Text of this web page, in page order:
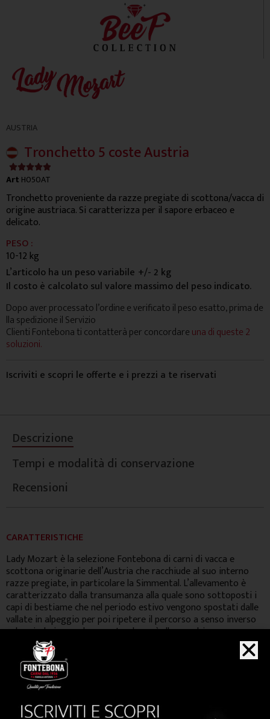
AUSTRIA
Tronchetto 5 coste Austria

Art H050AT
Tronchetto proveniente da razze pregiate di scottona/vacca di
origine austriaca. Si caratterizza per il sapore erbaceo e
delicato.
PESO :
10-12 kg
L’articolo ha un peso variabile +/- 2 kg
Il costo è calcolato sul valore massimo del peso indicato.
Dopo aver processato l’ordine e verificato il peso esatto, prima de
lla spedizione il Servizio
Clienti Fontebona ti contatterà per concordareuna di queste 2
soluzioni.
Iscriviti e scopri le offerte e i prezzi a te riservati
Descrizione
Tempi e modalità di conservazione
Recensioni
CARATTERISTICHE
Lady Mozart è la selezione Fontebona di carni di vacca e
scottona originarie dell’Austria che racchiude al suo interno
razze pregiate, in particolare la Simmental. L’allevamento è
caratterizzato dalla transumanza alla quale sono sottoposti i
capi di bestiame che nel periodo estivo vengono spostati dalle
vallate in alpeggio per poi ripetere il percorso a senso inverso
nel periodo invernale garantendo così alle mandrie una
costante alimentazione ad erba. Da questi bovini si ottiene una
carne perfettamente equilibrata dal colore bruno ed un sapore
avvolgente, tipico dei verdi pascoli.